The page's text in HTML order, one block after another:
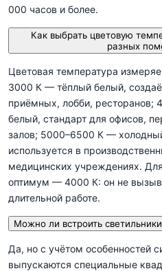
000 часов и более.
Как выбрать цветовую
разных
Цветовая температура
3000 К — тёплый белый,
приёмных, лобби, ресторанов;
белый, стандарт для офисов,
залов; 5000–6500 К —
используется в
медицинских учреждениях.
оптимум — 4000 К: он не
длительной работе.
Можно ли встроить
Да, но с учётом особенностей
выпускаются специальные